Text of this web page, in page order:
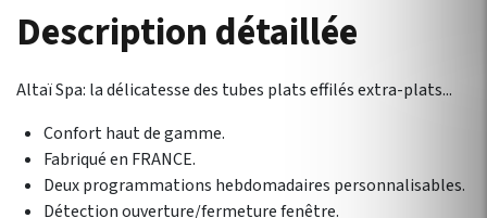
Description détaillée
Altaï Spa: la délicatesse des tubes plats effilés extra-plats...
Confort haut de gamme.
Fabriqué en FRANCE.
Deux programmations hebdomadaires personnalisables.
Détection ouverture/fermeture fenêtre.